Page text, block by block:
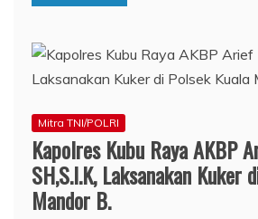
Mitra TNI/POLRI
Kapolres Kubu Raya AKBP
SH,S.I.K, Laksanakan Kuker
Mandor B.